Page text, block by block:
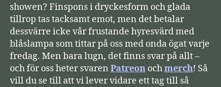
showen? Finspons i dryckesform och glada
tillrop tas tacksamt emot, men det betalar
dessvärre icke vår frustande hyresvärd med
blåslampa som tittar på oss med onda ögat varje
fredag. Men bara lugn, det finns svar på allt –
och för oss heter svaren Patreon ochmerch! Så
vill du se till att vi lever vidare ett tag till så